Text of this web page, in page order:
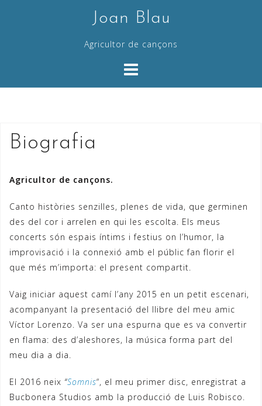
Joan Blau
Agricultor de cançons
Biografia
Agricultor de cançons.
Canto històries senzilles, plenes de vida, que germinen
des del cor i arrelen en qui les escolta. Els meus
concerts són espais íntims i festius on l’humor, la
improvisació i la connexió amb el públic fan florir el
que més m’importa: el present compartit.
Vaig iniciar aquest camí l’any 2015 en un petit escenari,
acompanyant la presentació del llibre del meu amic
Víctor Lorenzo. Va ser una espurna que es va convertir
en flama: des d’aleshores, la música forma part del
meu dia a dia.
El 2016 neix “Somnis“, el meu primer disc, enregistrat a
Bucbonera Studios amb la producció de Luis Robisco.